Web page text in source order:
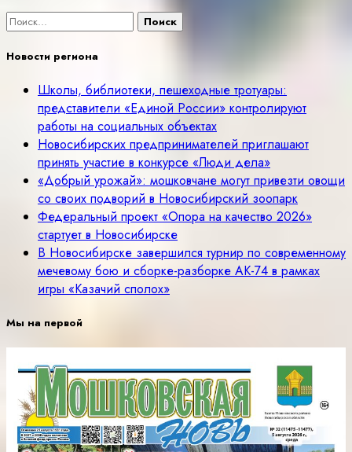
Найти:
Новости региона
Школы, библиотеки, пешеходные тротуары:
представители «Единой России» контролируют
работы на социальных объектах
Новосибирских предпринимателей приглашают
принять участие в конкурсе «Люди дела»
«Добрый урожай»: мошковчане могут привезти овощи
со своих подворий в Новосибирский зоопарк
Федеральный проект «Опора на качество 2026»
стартует в Новосибирске
В Новосибирске завершился турнир по современному
мечевому бою и сборке-разборке АК-74 в рамках
игры «Казачий сполох»
Мы на первой